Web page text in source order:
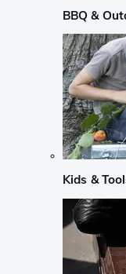
BBQ &
Kids &